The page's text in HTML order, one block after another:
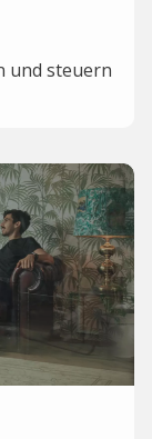
und steuern